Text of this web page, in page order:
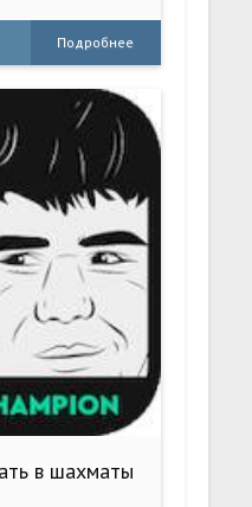
Подробнее
в шахматы